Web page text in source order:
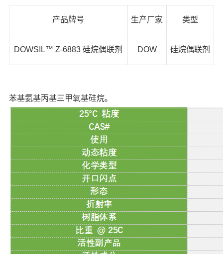
产品牌号 生产厂家 类型
DOWSIL™ Z-6883 硅烷偶联剂 DOW 硅烷偶联剂
苯基氨基丙基三甲氧基硅烷。